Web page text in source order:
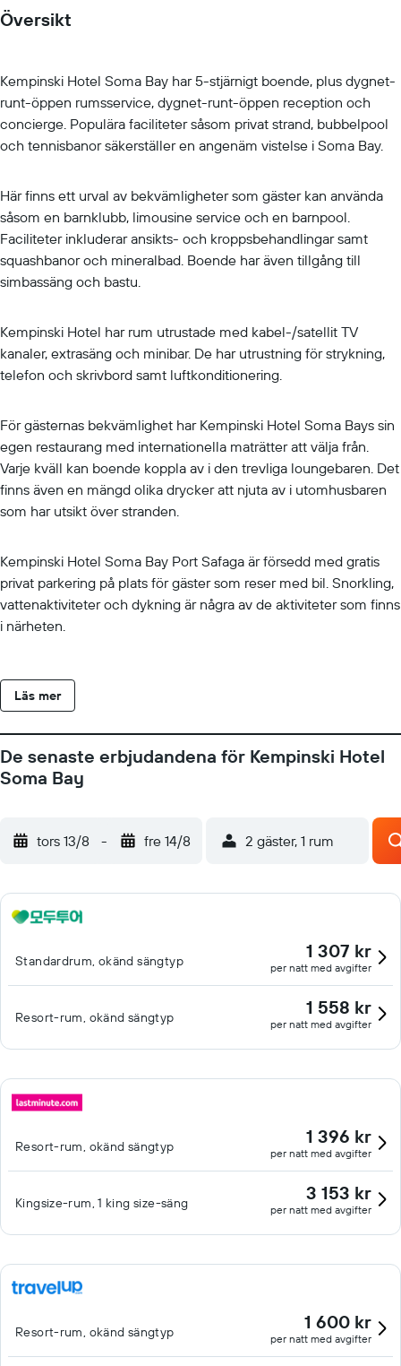
Översikt
Kempinski Hotel Soma Bay har 5-stjärnigt boende, plus dygnet-
runt-öppen rumsservice, dygnet-runt-öppen reception och
concierge. Populära faciliteter såsom privat strand, bubbelpool
och tennisbanor säkerställer en angenäm vistelse i Soma Bay.
Här finns ett urval av bekvämligheter som gäster kan använda
såsom en barnklubb, limousine service och en barnpool.
Faciliteter inkluderar ansikts- och kroppsbehandlingar samt
squashbanor och mineralbad. Boende har även tillgång till
simbassäng och bastu.
Kempinski Hotel har rum utrustade med kabel-/satellit TV
kanaler, extrasäng och minibar. De har utrustning för strykning,
telefon och skrivbord samt luftkonditionering.
För gästernas bekvämlighet har Kempinski Hotel Soma Bays sin
egen restaurang med internationella maträtter att välja från.
Varje kväll kan boende koppla av i den trevliga loungebaren. Det
finns även en mängd olika drycker att njuta av i utomhusbaren
som har utsikt över stranden.
Kempinski Hotel Soma Bay Port Safaga är försedd med gratis
privat parkering på plats för gäster som reser med bil. Snorkling,
vattenaktiviteter och dykning är några av de aktiviteter som finns
i närheten.
Läs mer
De senaste erbjudandena för Kempinski Hotel
Soma Bay
tors 13/8 - fre 14/8 2 gäster, 1 rum
Standardrum, okänd sängtyp 1 307 kr
per natt med avgifter
Resort-rum, okänd sängtyp 1 558 kr
per natt med avgifter
Resort-rum, okänd sängtyp 1 396 kr
per natt med avgifter
Kingsize-rum, 1 king size-säng 3 153 kr
per natt med avgifter
Resort-rum, okänd sängtyp 1 600 kr
per natt med avgifter